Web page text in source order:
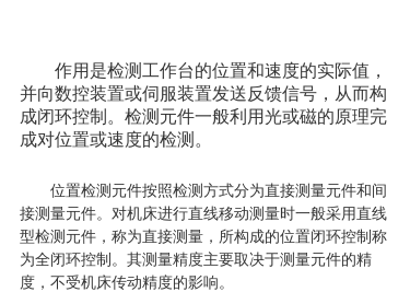
作用是检测工作台的位置和速度的实际值，
并向数控装置或伺服装置发送反馈信号，从而构
成闭环控制。检测元件一般利用光或磁的原理完
成对位置或速度的检测。
位置检测元件按照检测方式分为直接测量元件和间
接测量元件。对机床进行直线移动测量时一般采用直线
型检测元件，称为直接测量，所构成的位置闭环控制称
为全闭环控制。其测量精度主要取决于测量元件的精
度，不受机床传动精度的影响。